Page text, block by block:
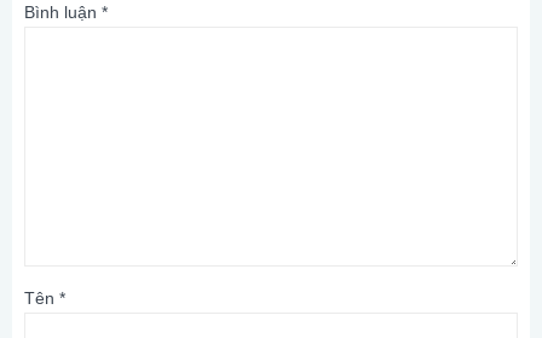
Bình luận *
Tên *